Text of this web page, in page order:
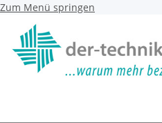
Zum Menü springen